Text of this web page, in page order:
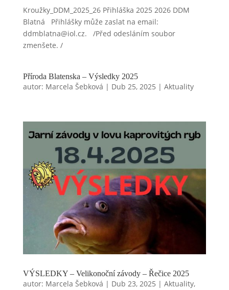
Kroužky_DDM_2025_26 Přihláška 2025 2026 DDM
Blatná Přihlášky může zaslat na email:
ddmblatna@iol.cz. /Před odesláním soubor
zmenšete. /
Příroda Blatenska – Výsledky 2025
autor: Marcela Šebková | Dub 25, 2025 | Aktuality
VÝSLEDKY – Velikonoční závody – Řečice 2025
autor: Marcela Šebková | Dub 23, 2025 | Aktuality,